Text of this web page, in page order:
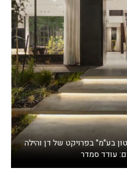
בע"מ" בפרויקט של דן והילה
עודד סמדר